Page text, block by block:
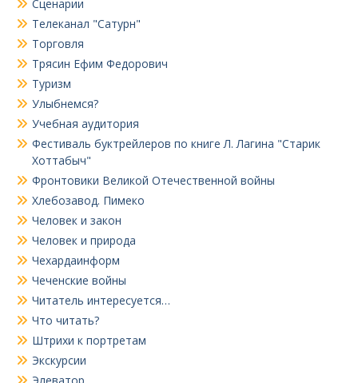
Сценарии
Телеканал "Сатурн"
Торговля
Трясин Ефим Федорович
Туризм
Улыбнемся?
Учебная аудитория
Фестиваль буктрейлеров по книге Л. Лагина "Старик
Хоттабыч"
Фронтовики Великой Отечественной войны
Хлебозавод. Пимеко
Человек и закон
Человек и природа
Чехардаинформ
Чеченские войны
Читатель интересуется…
Что читать?
Штрихи к портретам
Экскурсии